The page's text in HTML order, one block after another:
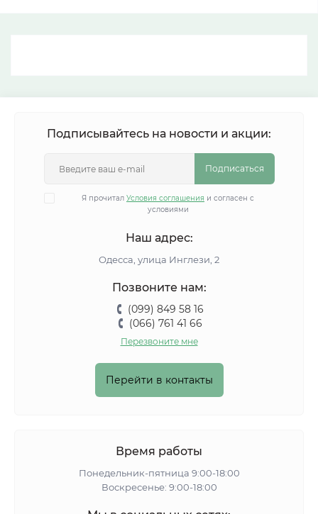
Подписывайтесь на новости и акции:
Подписаться
Я прочитал Условия соглашения и согласен с
условиями
Наш адрес:
Одесса, улица Инглези, 2
Позвоните нам:
(099) 849 58 16
(066) 761 41 66
Перезвоните мне
Перейти в контакты
Время работы
Понедельник-пятница 9:00-18:00
Воскресенье: 9:00-18:00